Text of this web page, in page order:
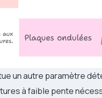
un autre paramètre
à faible pente